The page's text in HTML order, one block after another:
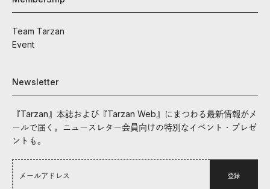
Team Tarzan
Event
Newsletter
『Tarzan』本誌および『Tarzan Web』にまつわる最新情報がメ
ールで届く。ニュースレター会員向けの特別なイベント・プレゼ
ントも。
登録